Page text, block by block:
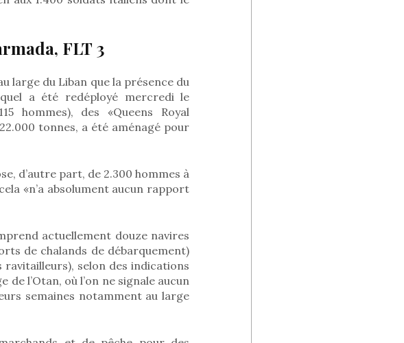
FLT 3
large du Liban que la présence du
a été redéployé mercredi le
hommes), des «Queens Royal
tonnes, a été aménagé pour
d’autre part, de 2.300 hommes à
«n’a absolument aucun rapport
actuellement douze navires
de chalands de débarquement)
selon des indications
l’Otan, où l’on ne signale aucun
semaines notamment au large